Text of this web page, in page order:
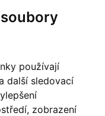
používají
další sledovací
zobrazení